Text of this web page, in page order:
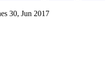
30, Jun 2017